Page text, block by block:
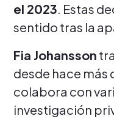
el 2023. Estas
sentido tras la
Fia Johansson
desde hace más
colabora con
investigación